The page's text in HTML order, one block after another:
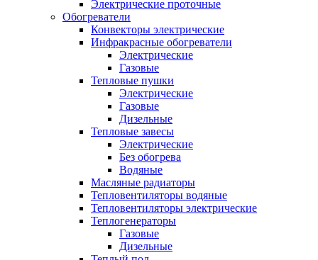
Электрические проточные
Обогреватели
Конвекторы электрические
Инфракрасные обогреватели
Электрические
Газовые
Тепловые пушки
Электрические
Газовые
Дизельные
Тепловые завесы
Электрические
Без обогрева
Водяные
Масляные радиаторы
Тепловентиляторы водяные
Тепловентиляторы электрические
Теплогенераторы
Газовые
Дизельные